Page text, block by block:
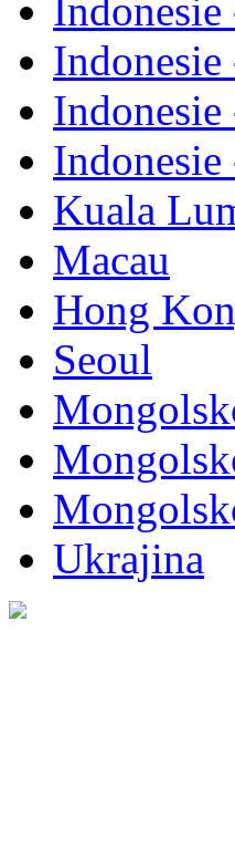
Indonesie
Indonesie
Kuala
Macau
Hong
Seoul
Ukrajina